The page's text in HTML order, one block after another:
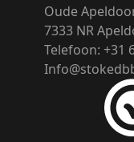
Oude
7333 NR
Telefoon: +31